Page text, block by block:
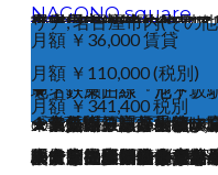
月額 ￥62,000 賃貸
バス・トイレ別、収納
ントがいっぱいです。
ストア等生活に必要な
名古屋市内(その他）エ
月額 ￥31,000 賃貸
☆東山線「本陣」駅よ
マーケットや飲食店あ
名古屋市内(その他）エ
月額 ￥55,000 賃貸
★★近くにコンビニ・
の方お勧め物件◎★★
NAGONO square
名古屋市西区那古野
square, 名古屋市内(そ
☆２０２６年１０月竣
名古屋市内(その他）エ
月額 ￥31,000 賃貸
☆東山線「本陣」駅よ
マーケットや飲食店あ
名古屋市東区徳川一丁
内(その他）エリア
☆スナック等、飲食店
駅より徒歩１０分！！
の他）エリア
月額 ￥400,440 （税別）
東山線「東山公園」
工予定の新築物件で
月額 ￥80,000 税別
★東海道本線 『大高
ェ・フードデリバリー
災保険加入必須 ♦賃料
屋市内(その他）エリア
月額 ￥310,000 税別
★☆賃料６ヶ月半額or
中！！！☆★ ★★美容
名古屋市中村区椿町
市内(その他）エリア
月額 ￥341,400 税別
「名古屋駅」徒歩４分
屋市内(その他）エリア
月額 ￥205,000 税別
★☆賃料６ヶ月半額or
中！！！☆★ ★★美容
月額 ￥75,000 賃貸
地下鉄東山線『池下』
『覚王山』駅から徒
★★★ 礼金0円です!! バ
古屋市内(その他）エリ
月額 ￥27,000 賃貸
★★1人暮らしにおす
南向きにて日当たり
市内(その他）エリア
月額 ￥60,000 税別
☆★外観リニューアル
ルで新たに開業して
森, 名古屋市内(その他
月額 ￥35,800 賃貸
☆名鉄瀬戸線「大森
「八剣」停 徒歩4分
名古屋市内(その他）エ
月額 ￥50,000 賃貸
★名鉄本線「本星崎
しに、大変勧めなお
月額 ￥36,000 賃貸
★名鉄瀬戸線「尼ヶ坂
のアクセス良好！ ★ス
トア等生活に必要なも
貸店舗 貸事務所 テ
リア, 名古屋市内(その
月額 ￥110,000 (税別)
✰事務所・美容系サ
飲食店：応相談 ♦賃料